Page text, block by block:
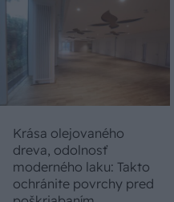
Krása olejovaného
dreva, odolnosť
moderného laku: Takto
ochránite povrchy pred